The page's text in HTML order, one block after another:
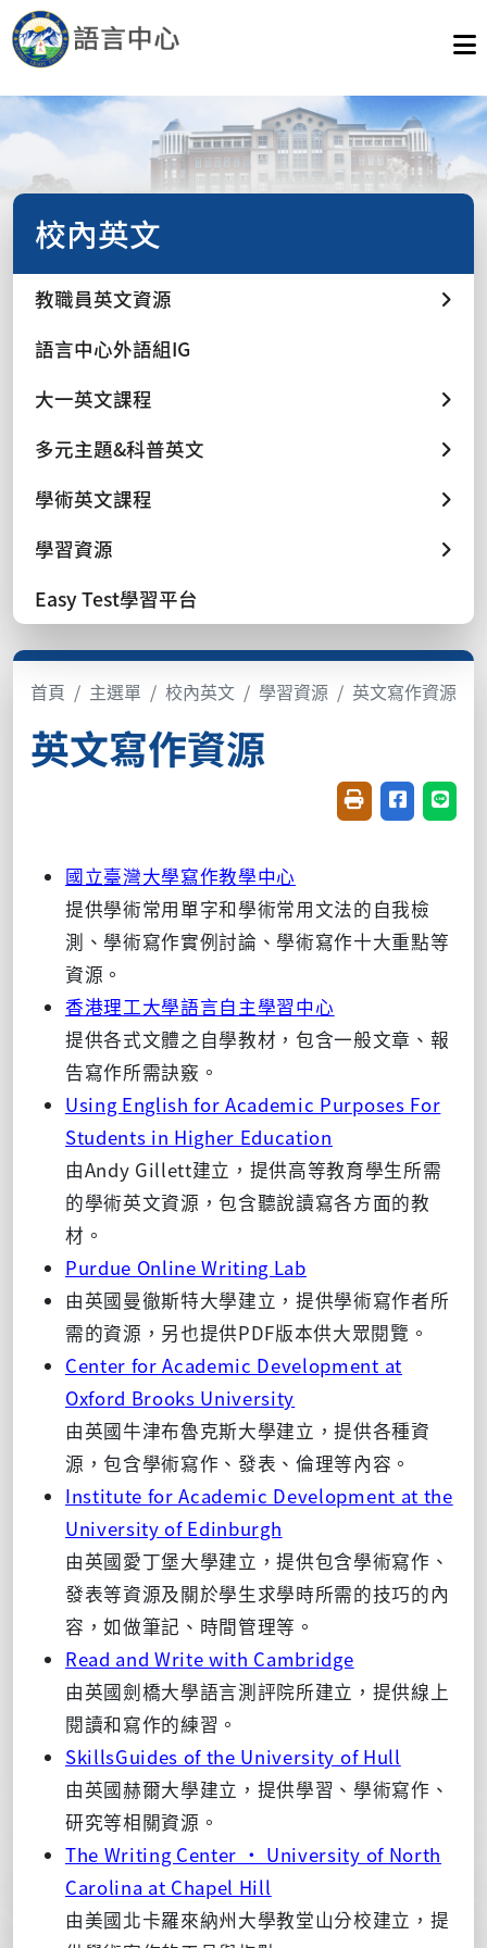
校內英文
教職員英文資源
語言中心外語組IG
大一英文課程
多元主題&科普英文
學術英文課程
學習資源
Easy Test學習平台
首頁 主選單 校內英文 學習資源 英文寫作資源
英文寫作資源
友善列印(開新視
分享至臉書
分享
國立臺灣大學寫作教學中心
提供學術常用單字和學術常用文法的自我檢
測、學術寫作實例討論、學術寫作十大重點等
資源。
香港理工大學語言自主學習中心
提供各式文體之自學教材，包含一般文章、報
告寫作所需訣竅。
Using English for Academic Purposes For
Students in Higher Education
由Andy Gillett建立，提供高等教育學生所需
的學術英文資源，包含聽說讀寫各方面的教
材。
Purdue Online Writing Lab
由英國曼徹斯特大學建立，提供學術寫作者所
需的資源，另也提供PDF版本供大眾閱覽。
Center for Academic Development at
Oxford Brooks University
由英國牛津布魯克斯大學建立，提供各種資
源，包含學術寫作、發表、倫理等內容。
Institute for Academic Development at the
University of Edinburgh
由英國愛丁堡大學建立，提供包含學術寫作、
發表等資源及關於學生求學時所需的技巧的內
容，如做筆記、時間管理等。
Read and Write with Cambridge
由英國劍橋大學語言測評院所建立，提供線上
閱讀和寫作的練習。
SkillsGuides of the University of Hull
由英國赫爾大學建立，提供學習、學術寫作、
研究等相關資源。
The Writing Center • University of North
Carolina at Chapel Hill
由美國北卡羅來納州大學教堂山分校建立，提